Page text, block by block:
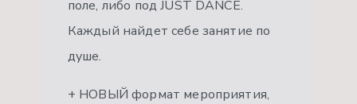
поле, либо под JUST DANCE.
Каждый найдет себе занятие по
душе.
+ НОВЫЙ формат мероприятия,